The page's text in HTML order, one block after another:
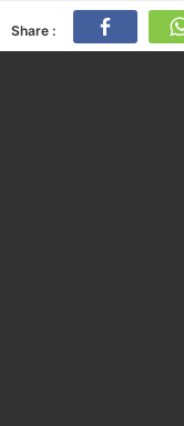
Share :